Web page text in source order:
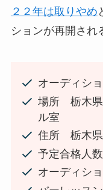
２２年は取りやめ
ションが再開され
オーディシ
場所 栃木県
ル室
住所 栃木県
予定合格人
オーディシ